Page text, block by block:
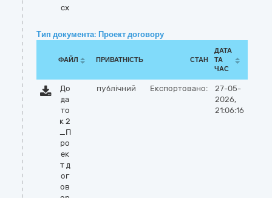
cx
Тип документа: Проект договору
ФАЙЛ ПРИВАТНІСТЬ СТАН
ДАТА
ТА
ЧАС
До
да
то
к 2
_П
ро
ек
т д
ог
ов
публічний Експортовано:
27-05-
2026,
21:06:16